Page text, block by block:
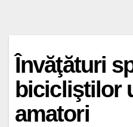
Învăţături
bicicliştilor
amatori